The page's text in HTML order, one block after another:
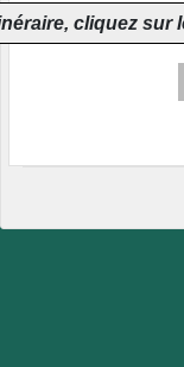
cliquez sur